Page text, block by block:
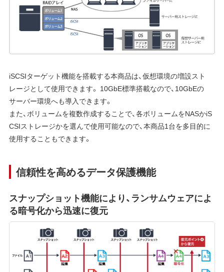
iSCSIターゲット機能を搭載する本商品は、仮想環境の増設スト
レージとして使用できます。 10GbE標準搭載なので、10GbEの
サーバー環境へも導入できます。
また、ボリュームを複数作成することで、各ボリュームをNASかiS
CSIストレージかを選んで使用可能なので、本商品1台を多目的に
使用することもできます。
信頼性を高めるデータ保護機能
スナップショット機能により、ランサムウェアによ
る暗号化から迅速に復元